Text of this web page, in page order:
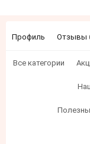
Профиль Отзывы
Все категории